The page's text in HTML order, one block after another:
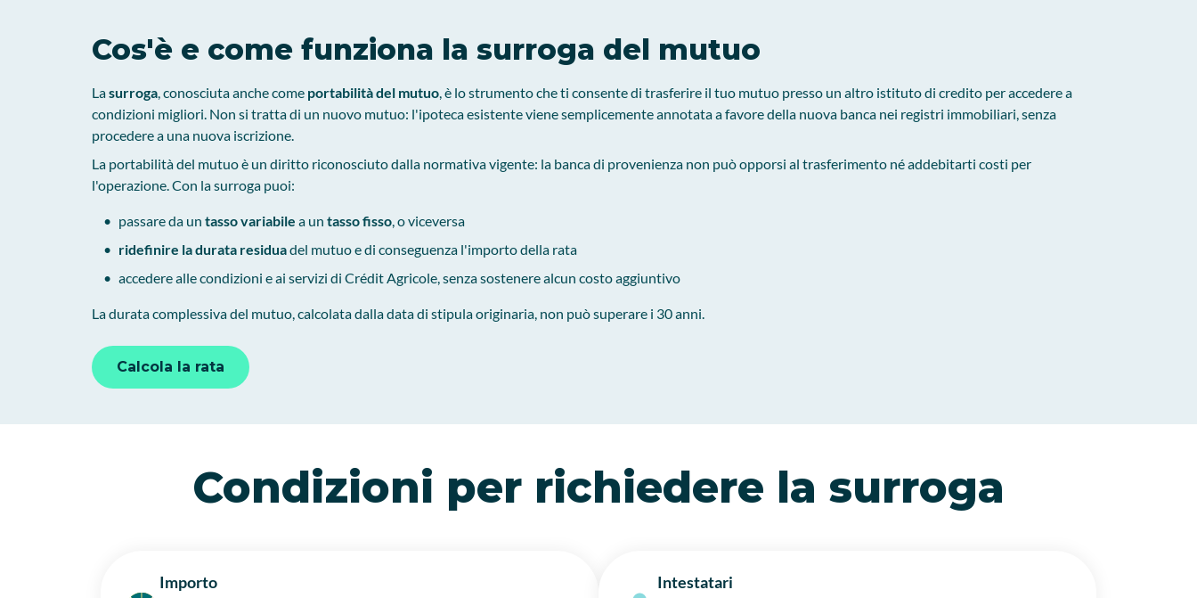
Cos'è e come funziona la surroga del mutuo
Lasurroga, conosciuta anche come portabilità del mutuo, è lo strumento che ti consente di trasferire il tuo mutuo presso un altro istituto di credito per accedere a
condizioni migliori. Non si tratta di un nuovo mutuo: l'ipoteca esistente viene semplicemente annotata a favore della nuova banca nei registri immobiliari, senza
procedere a una nuova iscrizione.
La portabilità del mutuo è un diritto riconosciuto dalla normativa vigente: la banca di provenienza non può opporsi al trasferimento né addebitarti costi per
l'operazione. Con la surroga puoi:
passare da un tasso variabile a un tasso fisso, o viceversa
ridefinire la durata residuadel mutuo e di conseguenza l'importo della rata
accedere alle condizioni e ai servizi di Crédit Agricole, senza sostenere alcun costo aggiuntivo
La durata complessiva del mutuo, calcolata dalla data di stipula originaria, non può superare i 30 anni.
Calcola la rata
Condizioni per richiedere la surroga
Importo Intestatari